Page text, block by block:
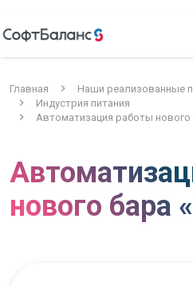
Главная
Наши реализованные
Индустрия питания
Автоматизация работы нового
нового бара